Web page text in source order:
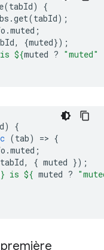
(tabId)
{
.get(tabId);
.muted ;
, {muted});
is ${muted ? "muted"
)
{
(tab) => {
.muted ;
tabId, { muted });
} is ${ muted ?